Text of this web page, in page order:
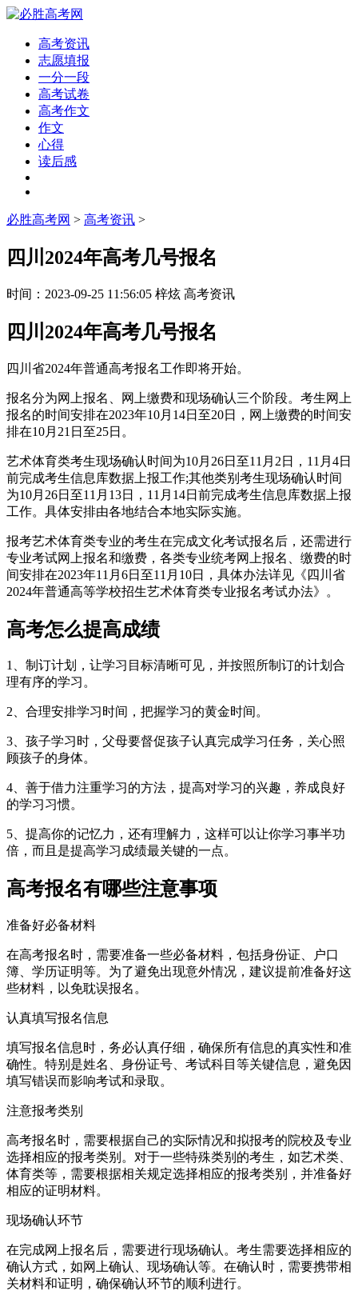
高考资讯
志愿填报
一分一段
高考试卷
高考作文
作文
心得
读后感
必胜高考网 > 高考资讯 >
四川2024年高考几号报名
时间： 2023-09-25 11:56:05 梓炫 高考资讯
四川2024年高考几号报名
四川省2024年普通高考报名工作即将开始。
报名分为网上报名、网上缴费和现场确认三个阶段。考生网上
报名的时间安排在2023年10月14日至20日，网上缴费的时间安
排在10月21日至25日。
艺术体育类考生现场确认时间为10月26日至11月2日，11月4日
前完成考生信息库数据上报工作;其他类别考生现场确认时间
为10月26日至11月13日，11月14日前完成考生信息库数据上报
工作。具体安排由各地结合本地实际实施。
报考艺术体育类专业的考生在完成文化考试报名后，还需进行
专业考试网上报名和缴费，各类专业统考网上报名、缴费的时
间安排在2023年11月6日至11月10日，具体办法详见《四川省
2024年普通高等学校招生艺术体育类专业报名考试办法》。
高考怎么提高成绩
1、制订计划，让学习目标清晰可见，并按照所制订的计划合
理有序的学习。
2、合理安排学习时间，把握学习的黄金时间。
3、孩子学习时，父母要督促孩子认真完成学习任务，关心照
顾孩子的身体。
4、善于借力注重学习的方法，提高对学习的兴趣，养成良好
的学习习惯。
5、提高你的记忆力，还有理解力，这样可以让你学习事半功
倍，而且是提高学习成绩最关键的一点。
高考报名有哪些注意事项
准备好必备材料
在高考报名时，需要准备一些必备材料，包括身份证、户口
簿、学历证明等。为了避免出现意外情况，建议提前准备好这
些材料，以免耽误报名。
认真填写报名信息
填写报名信息时，务必认真仔细，确保所有信息的真实性和准
确性。特别是姓名、身份证号、考试科目等关键信息，避免因
填写错误而影响考试和录取。
注意报考类别
高考报名时，需要根据自己的实际情况和拟报考的院校及专业
选择相应的报考类别。对于一些特殊类别的考生，如艺术类、
体育类等，需要根据相关规定选择相应的报考类别，并准备好
相应的证明材料。
现场确认环节
在完成网上报名后，需要进行现场确认。考生需要选择相应的
确认方式，如网上确认、现场确认等。在确认时，需要携带相
关材料和证明，确保确认环节的顺利进行。